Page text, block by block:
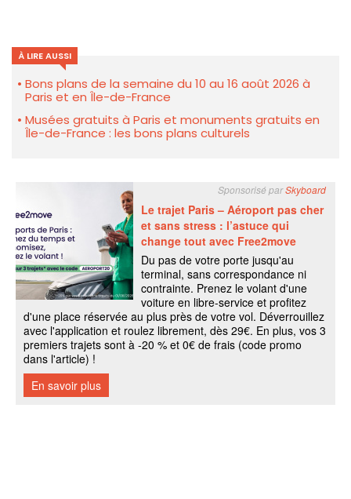
À LIRE AUSSI
Bons plans de la semaine du 10 au 16 août 2026 à
Paris et en Île-de-France
Musées gratuits à Paris et monuments gratuits en
Île-de-France : les bons plans culturels